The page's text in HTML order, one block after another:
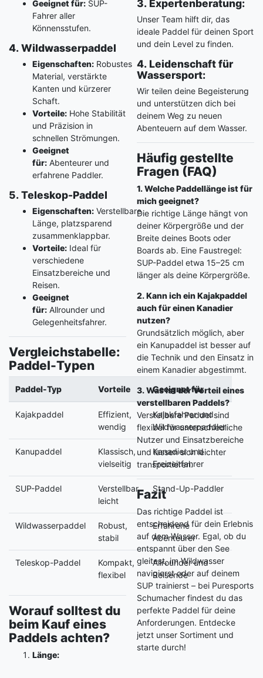
Geeignet für: SUP-
Fahrer aller
Könnensstufen.
4. Wildwasserpaddel
Eigenschaften: Robustes
Material, verstärkte
Kanten und kürzerer
Schaft.
Vorteile: Hohe Stabilität
und Präzision in
schnellen Strömungen.
Geeignet
für: Abenteurer und
erfahrene Paddler.
5. Teleskop-Paddel
Eigenschaften: Verstellbare
Länge, platzsparend
zusammenklappbar.
Vorteile: Ideal für
verschiedene
Einsatzbereiche und
Reisen.
Geeignet
für: Allrounder und
Gelegenheitsfahrer.
Vergleichstabelle:
Paddel-Typen
Paddel-Typ Vorteile Geeignet für
Kajakpaddel
Effizient,
wendig
Kajakfahrer und
Wildwasserpaddler
Kanupaddel
Klassisch,
vielseitig
Kanadier und
Freizeitfahrer
SUP-Paddel
Verstellbar,
leicht
Stand-Up-Paddler
Wildwasserpaddel
Robust,
stabil
Erfahrene
Abenteurer
Teleskop-Paddel
Kompakt,
flexibel
Allrounder und
Reisende
Worauf solltest du
beim Kauf eines
Paddels achten?
Länge:
3. Expertenberatung:
Unser Team hilft dir, das
ideale Paddel für deinen Sport
und dein Level zu finden.
4. Leidenschaft für
Wassersport:
Wir teilen deine Begeisterung
und unterstützen dich bei
deinem Weg zu neuen
Abenteuern auf dem Wasser.
Häufig gestellte
Fragen (FAQ)
1. Welche Paddellänge ist für
mich geeignet?
Die richtige Länge hängt von
deiner Körpergröße und der
Breite deines Boots oder
Boards ab. Eine Faustregel:
SUP-Paddel etwa 15–25 cm
länger als deine Körpergröße.
2. Kann ich ein Kajakpaddel
auch für einen Kanadier
nutzen?
Grundsätzlich möglich, aber
ein Kanupaddel ist besser auf
die Technik und den Einsatz in
einem Kanadier abgestimmt.
3. Was ist der Vorteil eines
verstellbaren Paddels?
Verstellbare Paddel sind
flexibel für unterschiedliche
Nutzer und Einsatzbereiche
und lassen sich leichter
transportieren.
Fazit
Das richtige Paddel ist
entscheidend für dein Erlebnis
auf dem Wasser. Egal, ob du
entspannt über den See
gleitest, im Wildwasser
navigierst oder auf deinem
SUP trainierst – bei Puresports
Schumacher findest du das
perfekte Paddel für deine
Anforderungen. Entdecke
jetzt unser Sortiment und
starte durch!